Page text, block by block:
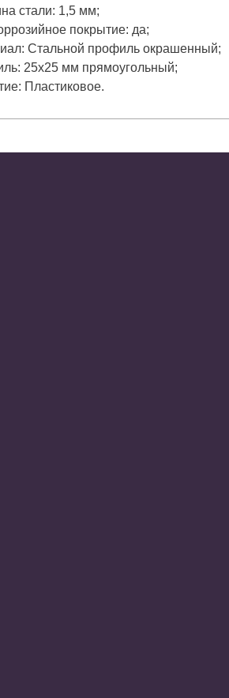
стали: 1,5 мм;
покрытие: да;
Стальной профиль окрашенный;
25х25 мм прямоугольный;
Пластиковое.